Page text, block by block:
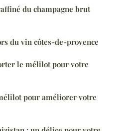
du champagne brut
du vin côtes-de-provence
le mélilot pour votre
pour améliorer votre